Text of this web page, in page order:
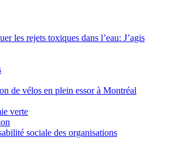
les rejets toxiques dans l’eau: J’agis
de vélos en plein essor à Montréal
verte
sociale des organisations